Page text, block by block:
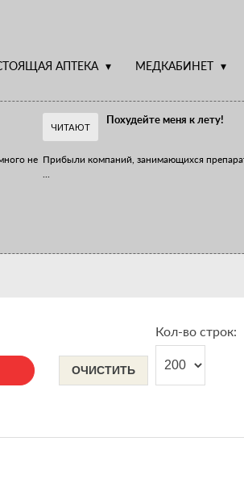
АПТЕКА МЕДКАБИНЕТ
не
ЧИТАЮТ
Похудейте меня к лету!
Прибыли компаний, занимающихся
ОЧИСТИТЬ
Кол-во строк: